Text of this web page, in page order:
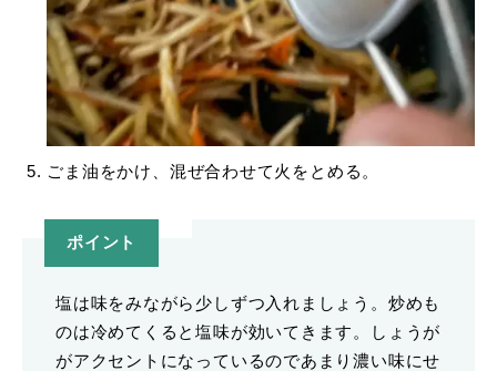
ごま油をかけ、混ぜ合わせて火をとめる。
ポイント
塩は味をみながら少しずつ入れましょう。炒めも
のは冷めてくると塩味が効いてきます。しょうが
がアクセントになっているのであまり濃い味にせ